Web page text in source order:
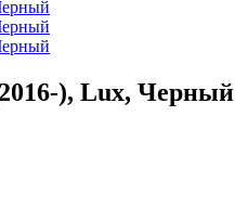
), Lux, Черный